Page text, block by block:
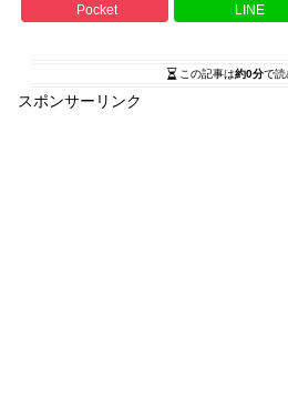
Pocket LINE
この記事は約0分で読
スポンサーリンク